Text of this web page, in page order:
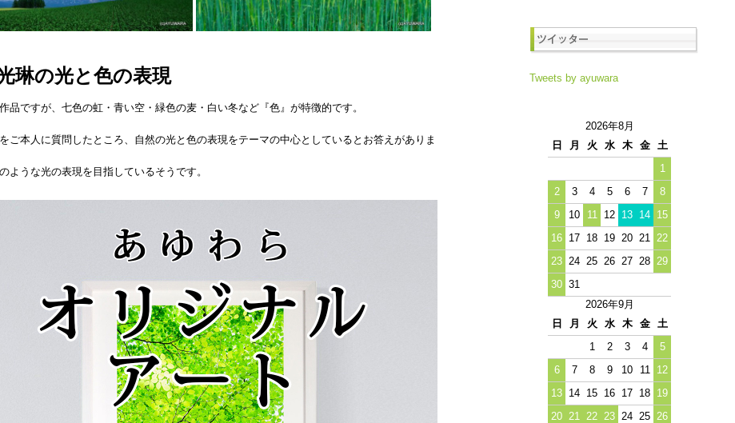
琳の光と色の表現
品ですが、七色の虹・青い空・緑色の麦・白い冬など『色』が特徴的です。
ご本人に質問したところ、自然の光と色の表現をテーマの中心としているとお答えがありま
ような光の表現を目指しているそうです。
Tweets by ayuwara
2026年8月
日
月 火 水 木 金
土
1
2
3 4 5 6 7
8
9
10 11 12 13 14 15
16 17 18 19 20 21
22
23 24 25 26 27 28 29
30 31
2026年9月
日
月 火 水 木 金
土
1
2 3 4
5
6
7 8 9 10 11
12
13 14 15 16 17 18 19
20 21 22 23 24 25 26